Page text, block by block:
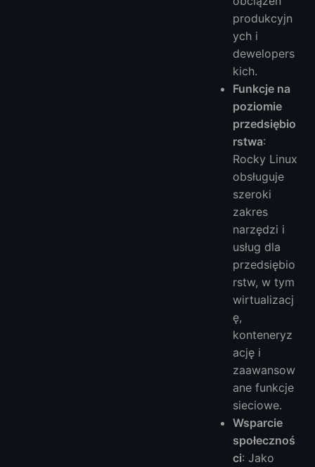
produkcyjn
ych i
dewelopers
kich.
Funkcje na
poziomie
przedsiębio
rstwa:
Rocky Linux
obsługuje
szeroki
zakres
narzędzi i
usług dla
przedsiębio
rstw, w tym
wirtualizacj
ę,
konteneryz
ację i
zaawansow
ane funkcje
sieciowe.
Wsparcie
społecznoś
ci: Jako